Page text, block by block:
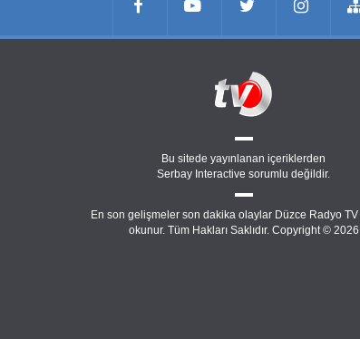
Bu sitede yayınlanan içeriklerden
Serbay Interactive sorumlu değildir.
En son gelişmeler son dakika olaylar Düzce Radyo TV
okunur. Tüm Hakları Saklıdır. Copyright © 2026